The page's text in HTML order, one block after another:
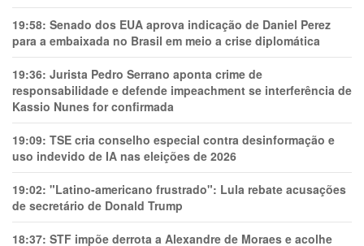
19:58: Senado dos EUA aprova indicação de Daniel Perez
para a embaixada no Brasil em meio a crise diplomática
19:36: Jurista Pedro Serrano aponta crime de
responsabilidade e defende impeachment se interferência de
Kassio Nunes for confirmada
19:09: TSE cria conselho especial contra desinformação e
uso indevido de IA nas eleições de 2026
19:02: "Latino-americano frustrado": Lula rebate acusações
de secretário de Donald Trump
18:37: STF impõe derrota a Alexandre de Moraes e acolhe